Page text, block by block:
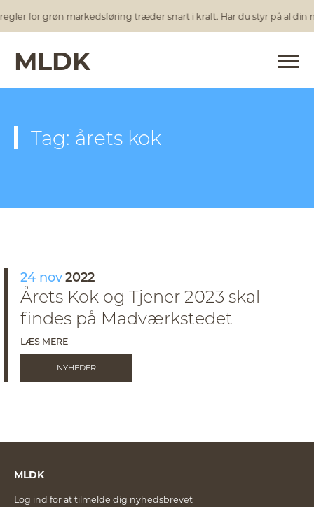
for grøn markedsføring træder snart i kraft. Har du styr på al din
MLDK
Tag: årets kok
24 nov2022
Årets Kok og Tjener 2023 skal
findes på Madværkstedet
LÆS MERE
NYHEDER
MLDK
Log ind for at tilmelde dig nyhedsbrevet